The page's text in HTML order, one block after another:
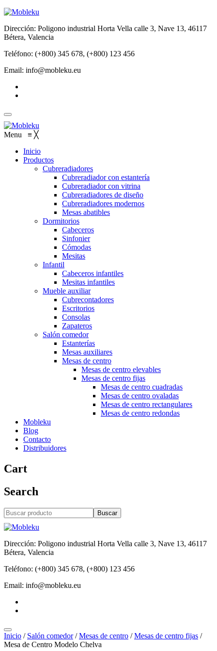
Dirección: Poligono industrial Horta Vella calle 3, Nave 13, 46117
Bétera, Valencia
Teléfono: (+800) 345 678, (+800) 123 456
Email: info@mobleku.eu
Menu ≡ ╳
Inicio
Productos
Cubreradiadores
Cubreradiador con estantería
Cubreradiador con vitrina
Cubreradiadores de diseño
Cubreradiadores modernos
Mesas abatibles
Dormitorios
Cabeceros
Sinfonier
Cómodas
Mesitas
Infantil
Cabeceros infantiles
Mesitas infantiles
Mueble auxiliar
Cubrecontadores
Escritorios
Consolas
Zapateros
Salón comedor
Estanterías
Mesas auxiliares
Mesas de centro
Mesas de centro elevables
Mesas de centro fijas
Mesas de centro cuadradas
Mesas de centro ovaladas
Mesas de centro rectangulares
Mesas de centro redondas
Mobleku
Blog
Contacto
Distribuidores
Cart
Search
Buscar
Dirección: Poligono industrial Horta Vella calle 3, Nave 13, 46117
Bétera, Valencia
Teléfono: (+800) 345 678, (+800) 123 456
Email: info@mobleku.eu
Inicio / Salón comedor / Mesas de centro / Mesas de centro fijas /
Mesa de Centro Modelo Chelva